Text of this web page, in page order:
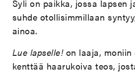
Syli on paikka, jossa lapsen
suhde otollisimmillaan
ainoa.
Lue lapselle!on laaja, moniin
kenttää haarukoiva teos,